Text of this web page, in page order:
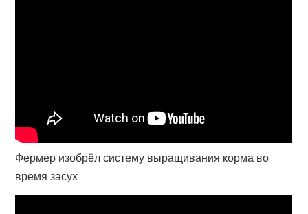
Фермер изобрёл систему выращивания корма во
время засух